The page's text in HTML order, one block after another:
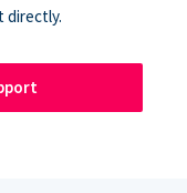
directly.